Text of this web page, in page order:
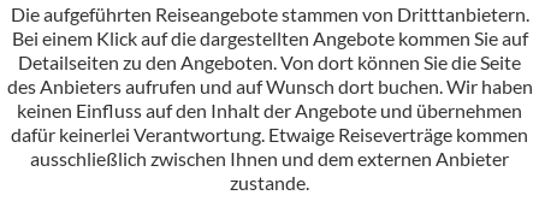
Die aufgeführten Reiseangebote stammen von Dritttanbietern.
Bei einem Klick auf die dargestellten Angebote kommen Sie auf
Detailseiten zu den Angeboten. Von dort können Sie die Seite
des Anbieters aufrufen und auf Wunsch dort buchen. Wir haben
keinen Einfluss auf den Inhalt der Angebote und übernehmen
dafür keinerlei Verantwortung. Etwaige Reiseverträge kommen
ausschließlich zwischen Ihnen und dem externen Anbieter
zustande.